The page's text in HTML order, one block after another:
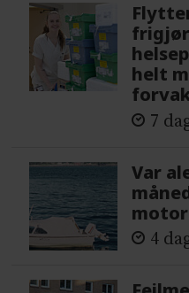
helt
7
Var
4